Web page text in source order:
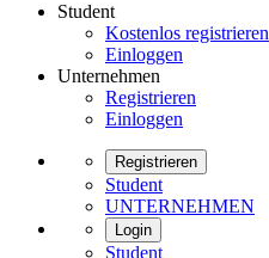
Student
Kostenlos registrieren
Einloggen
Unternehmen
Registrieren
Einloggen
Registrieren
Student
UNTERNEHMEN
Login
Student